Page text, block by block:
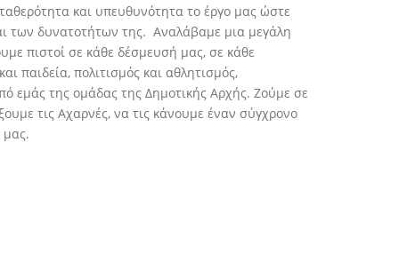
και υπευθυνότητα το έργο μας ώστε
των δυνατοτήτων της. Αναλάβαμε μια μεγάλη
πιστοί σε κάθε δέσμευσή μας, σε κάθε
παιδεία, πολιτισμός και αθλητισμός,
εμάς της ομάδας της Δημοτικής Αρχής. Ζούμε σε
τις Αχαρνές, να τις κάνουμε έναν σύγχρονο
μας.